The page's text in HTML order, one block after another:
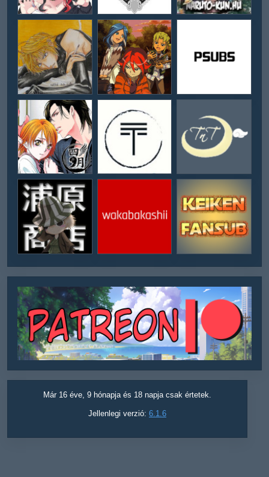
Már 16 éve, 9 hónapja és 18 napja csak értetek.
Jellenlegi verzió: 6.1.6